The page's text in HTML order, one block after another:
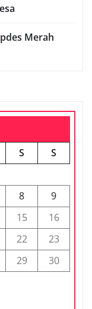
Merah
S
S
8
9
15
16
22
23
29
30